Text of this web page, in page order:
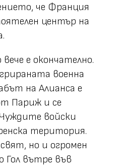
че Франция
център на
е окончателно.
военна
на Алианса е
Париж и се
войски
територия.
но и огромен
Гол вътре във